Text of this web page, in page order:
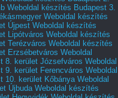
Weboldal készítés Budapest 3.
Weboldal készítés
Újpest Weboldal készítés
Lipótváros Weboldal készítés
Terézváros Weboldal készítés
Erzsébetváros Weboldal
8. kerület Józsefváros Weboldal
9. kerület Ferencváros Weboldal
10. kerület Kőbánya Weboldal
Újbuda Weboldal készítés